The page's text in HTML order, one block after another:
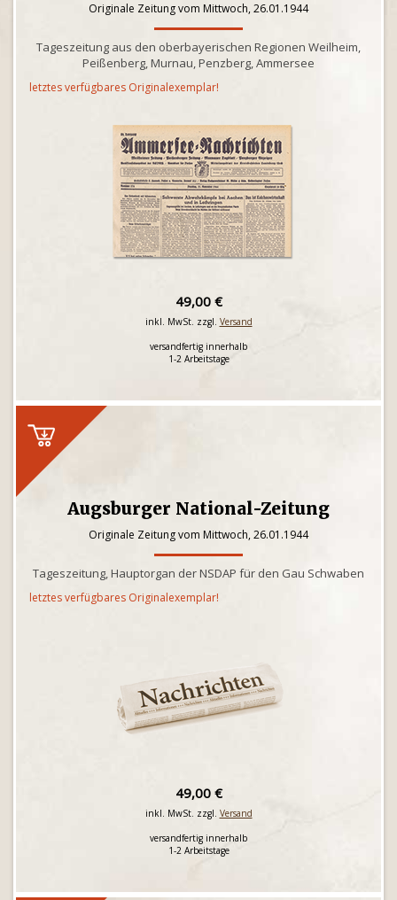
Originale Zeitung vom Mittwoch, 26.01.1944
Tageszeitung aus den oberbayerischen Regionen Weilheim,
Peißenberg, Murnau, Penzberg, Ammersee
letztes verfügbares Originalexemplar!
49,00 €
inkl. MwSt. zzgl. Versand
versandfertig innerhalb
1-2 Arbeitstage
Augsburger National-Zeitung
Originale Zeitung vom Mittwoch, 26.01.1944
Tageszeitung, Hauptorgan der NSDAP für den Gau Schwaben
letztes verfügbares Originalexemplar!
49,00 €
inkl. MwSt. zzgl. Versand
versandfertig innerhalb
1-2 Arbeitstage